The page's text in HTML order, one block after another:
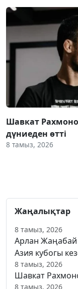
Шавкат
дүниеден өтті
8 тамыз, 2026
Жаңалықтар
8 тамыз, 2026
Арлан Жаңабай
Азия кубогы
8 тамыз, 2026
Шавкат
8 тамыз, 2026